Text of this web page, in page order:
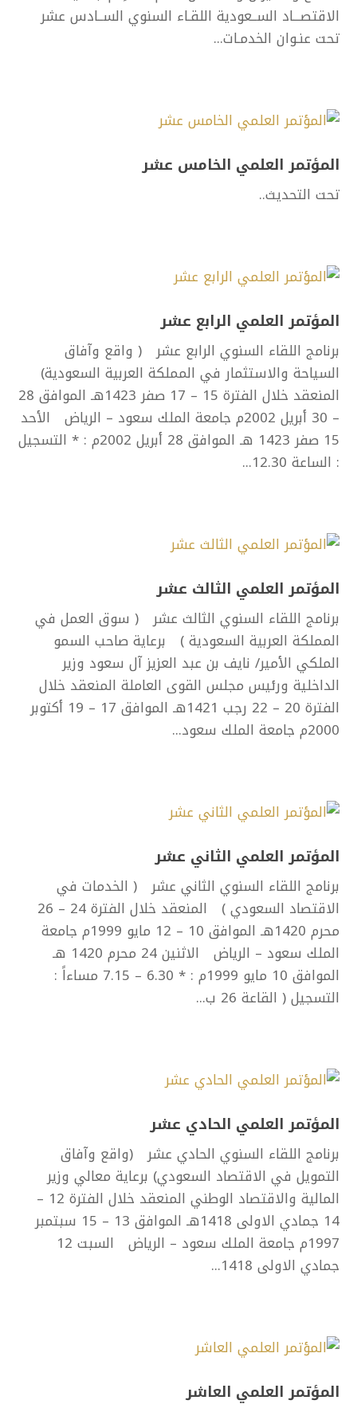
الاقتصـــاد الســعودية اللقـاء السنوي الســادس عشر
تحت عنـوان الخدمـات...
المؤتمر العلمي الخامس عشر
تحت التحديث..
المؤتمر العلمي الرابع عشر
برنامج اللقاء السنوي الرابع عشر ( واقع وآفاق
السياحة والاستثمار في المملكة العربية السعودية)
المنعقد خلال الفترة 15 – 17 صفر 1423هـ الموافق 28
– 30 أبريل 2002م جامعة الملك سعود – الرياض الأحد
15 صفر 1423 هـ الموافق 28 أبريل 2002م : * التسجيل
: الساعة 12.30...
المؤتمر العلمي الثالث عشر
برنامج اللقاء السنوي الثالث عشر ( سوق العمل في
المملكة العربية السعودية ) برعاية صاحب السمو
الملكي الأمير/ نايف بن عبد العزيز آل سعود وزير
الداخلية ورئيس مجلس القوى العاملة المنعقد خلال
الفترة 20 – 22 رجب 1421هـ الموافق 17 – 19 أكتوبر
2000م جامعة الملك سعود...
المؤتمر العلمي الثاني عشر
برنامج اللقاء السنوي الثاني عشر ( الخدمات في
الاقتصاد السعودي ) المنعقد خلال الفترة 24 – 26
محرم 1420هـ الموافق 10 – 12 مايو 1999م جامعة
الملك سعود – الرياض الاثنين 24 محرم 1420 هـ
الموافق 10 مايو 1999م : * 6.30 – 7.15 مساءاً :
التسجيل ( القاعة 26 ب...
المؤتمر العلمي الحادي عشر
برنامج اللقاء السنوي الحادي عشر (واقع وآفاق
التمويل في الاقتصاد السعودي) برعاية معالي وزير
المالية والاقتصاد الوطني المنعقد خلال الفترة 12 –
14 جمادي الاولى 1418هـ الموافق 13 – 15 سبتمبر
1997م جامعة الملك سعود – الرياض السبت 12
جمادي الاولى 1418...
المؤتمر العلمي العاشر